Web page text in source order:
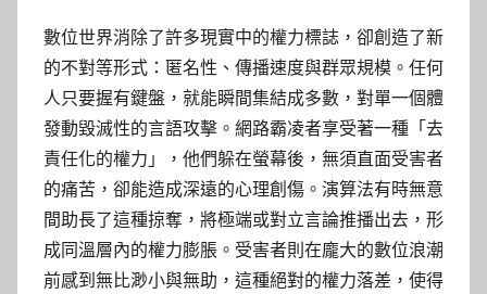
數位世界消除了許多現實中的權力標誌，卻創造了新
的不對等形式：匿名性、傳播速度與群眾規模。任何
人只要握有鍵盤，就能瞬間集結成多數，對單一個體
發動毀滅性的言語攻擊。網路霸凌者享受著一種「去
責任化的權力」，他們躲在螢幕後，無須直面受害者
的痛苦，卻能造成深遠的心理創傷。演算法有時無意
間助長了這種掠奪，將極端或對立言論推播出去，形
成同溫層內的權力膨脹。受害者則在龐大的數位浪潮
前感到無比渺小與無助，這種絕對的權力落差，使得